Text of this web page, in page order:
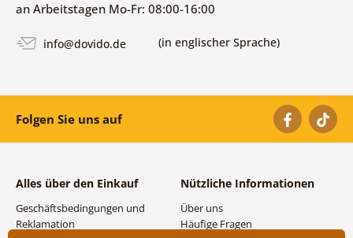
an Arbeitstagen Mo-Fr: 08:00-16:00
info@dovido.de (in englischer Sprache)
Folgen Sie uns auf
Alles über den Einkauf
Geschäftsbedingungen und
Reklamation
Nützliche Informationen
Über uns
Häufige Fragen